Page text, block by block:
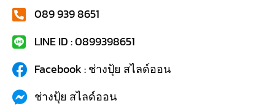
089 939 8651
LINE ID : 0899398651
Facebook : ช่างปุ้ย สไลด์ออน
ช่างปุ้ย สไลด์ออน